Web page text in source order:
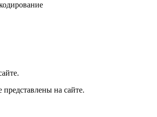
представлены на сайте.